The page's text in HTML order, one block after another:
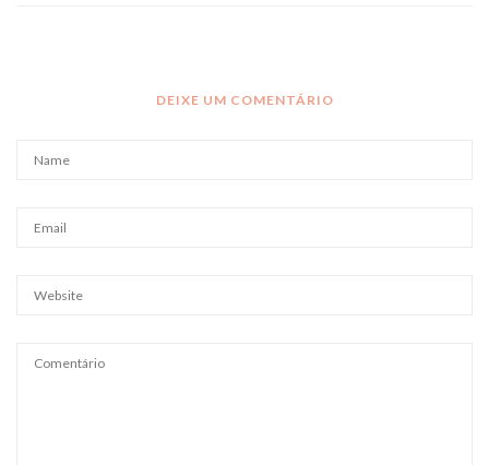
DEIXE UM COMENTÁRIO